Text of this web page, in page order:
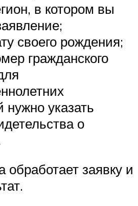
в котором вы
своего рождения;
гражданского
нужно указать
о
обработает заявку и